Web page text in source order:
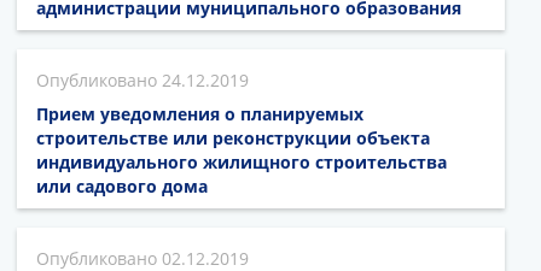
администрации муниципального образования
24.12.2019
Прием уведомления о планируемых
строительстве или реконструкции объекта
индивидуального жилищного строительства
или садового дома
02.12.2019